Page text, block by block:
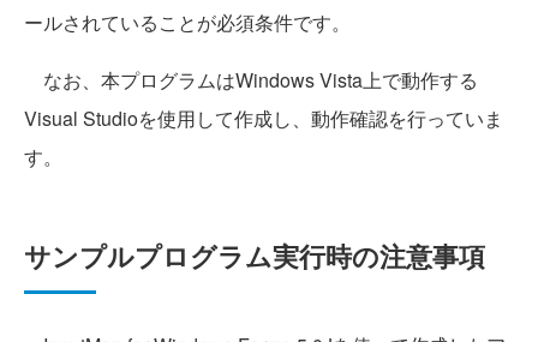
ールされていることが必須条件です。
なお、本プログラムはWindows Vista上で動作する
Visual Studioを使用して作成し、動作確認を行っていま
す。
サンプルプログラム実行時の注意事項